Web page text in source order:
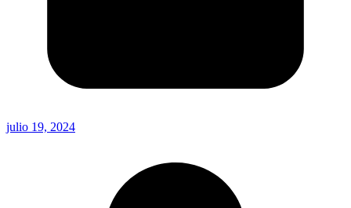
julio 19, 2024